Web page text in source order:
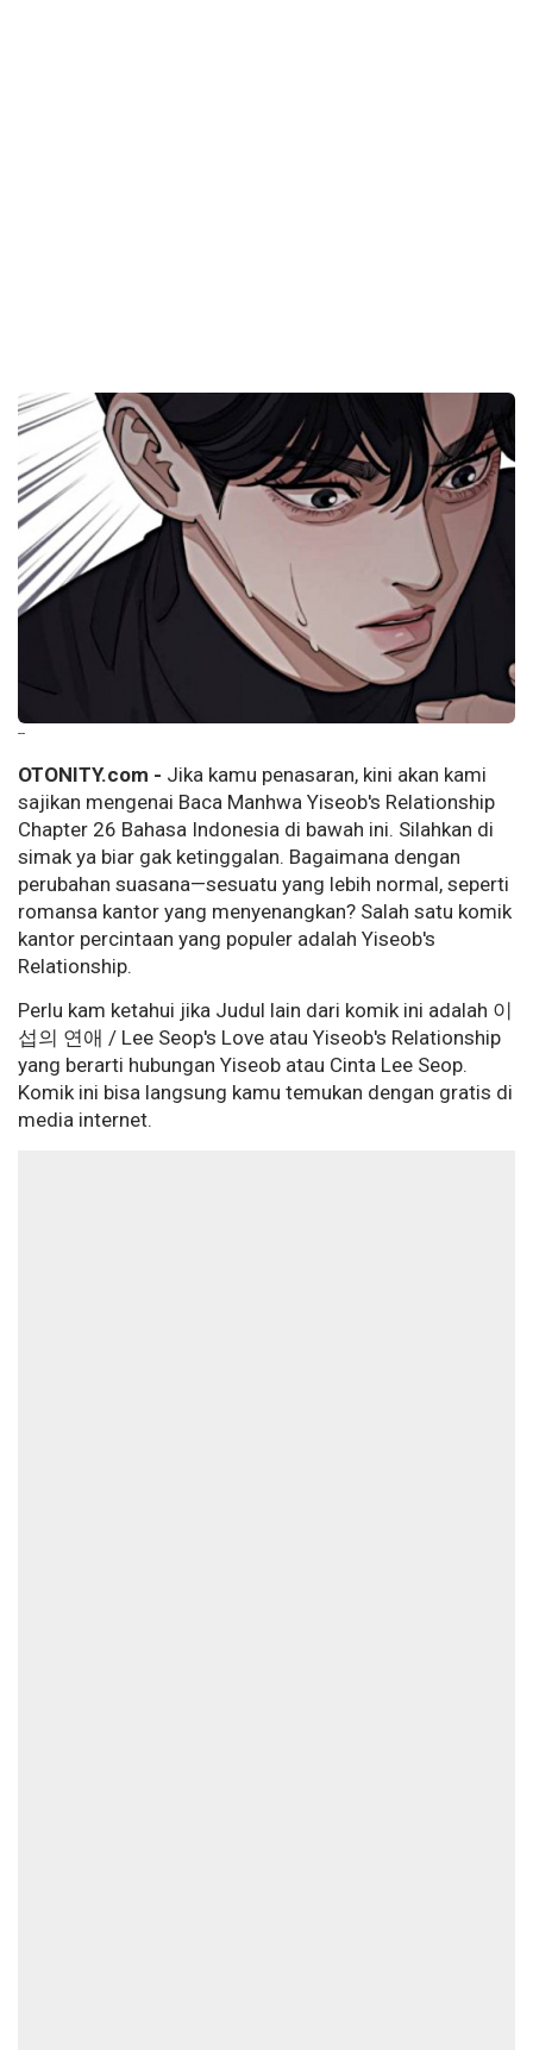
--
OTONITY.com - Jika kamu penasaran, kini akan kami
sajikan mengenai Baca Manhwa Yiseob's Relationship
Chapter 26 Bahasa Indonesia di bawah ini. Silahkan di
simak ya biar gak ketinggalan. Bagaimana dengan
perubahan suasana—sesuatu yang lebih normal, seperti
romansa kantor yang menyenangkan? Salah satu komik
kantor percintaan yang populer adalah Yiseob's
Relationship.
Perlu kam ketahui jika Judul lain dari komik ini adalah 이
섭의 연애 / Lee Seop's Love atau Yiseob's Relationship
yang berarti hubungan Yiseob atau Cinta Lee Seop.
Komik ini bisa langsung kamu temukan dengan gratis di
media internet.